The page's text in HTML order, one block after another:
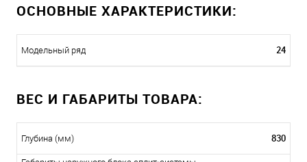
ОСНОВНЫЕ ХАРАКТЕРИСТИКИ:
Модельный ряд 24
ВЕС И ГАБАРИТЫ ТОВАРА:
Глубина (мм) 830